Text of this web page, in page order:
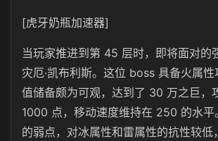
[虎牙奶瓶加速器]
当玩家推进到第 45 层时，即将面对的
灾厄·凯布利斯。这位 boss 具备火属
值储备颇为可观，达到了 30 万之巨，
1000 点，移动速度维持在 250 的水平
的弱点，对冰属性和雷属性的抗性较低